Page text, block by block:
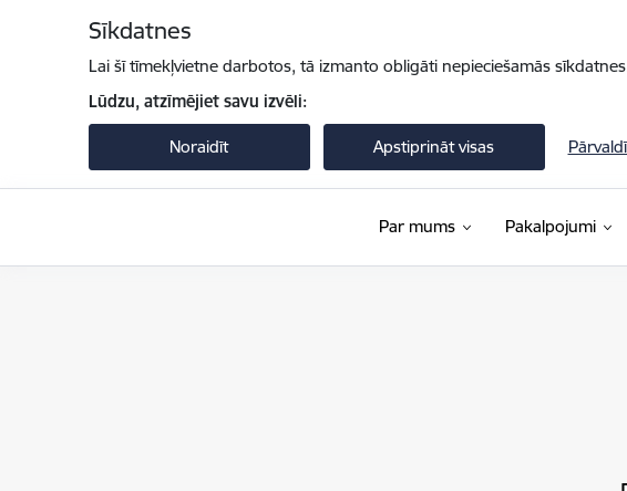
Sīkdatnes
Lai šī tīmekļvietne darbotos, tā izmanto obligāti nepieciešamās
Lūdzu, atzīmējiet savu izvēli:
Noraidīt Apstiprināt visas
Par mums Pakalpojumi